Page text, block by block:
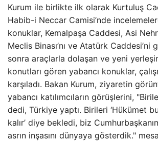
Kurum ile birlikte ilk olarak Kurtuluş
Habib-i Neccar Camisi’nde
konuklar, Kemalpaşa Caddesi, Asi
Meclis Binası’nı ve Atatürk Caddesi’ni
sonra araçlarla dolaşan ve yeni
konutları gören yabancı konuklar,
karşıladı. Bakan Kurum, ziyaretin
yabancı katılımcıların görüşlerini,
dedi, Türkiye yaptı. Birileri ‘Hükümet
kalır’ diye bekledi, biz
asrın inşasını dünyaya gösterdik."